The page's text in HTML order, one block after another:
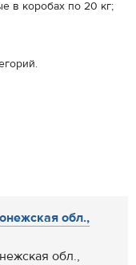
в коробах по 20 кг;
обл.,
обл.,